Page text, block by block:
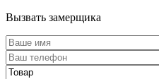
Вызвать замерщика